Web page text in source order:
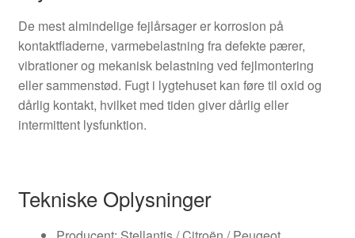
De mest almindelige fejlårsager er korrosion på
kontaktfladerne, varmebelastning fra defekte pærer,
vibrationer og mekanisk belastning ved fejlmontering
eller sammenstød. Fugt i lygtehuset kan føre til oxid og
dårlig kontakt, hvilket med tiden giver dårlig eller
intermittent lysfunktion.
Tekniske Oplysninger